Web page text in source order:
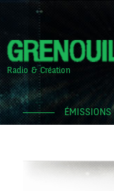
Radio & Création
ÉMISSIONS